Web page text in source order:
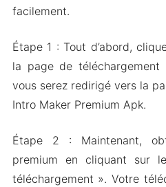
facilement.
Étape 1 : Tout d’abord,
la page de téléchargement
vous serez redirigé vers la
Intro Maker Premium Apk.
Étape 2 : Maintenant,
premium en cliquant sur
téléchargement ». Votre